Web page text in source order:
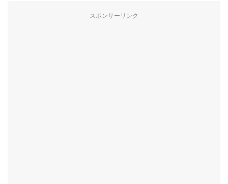
スポンサーリンク